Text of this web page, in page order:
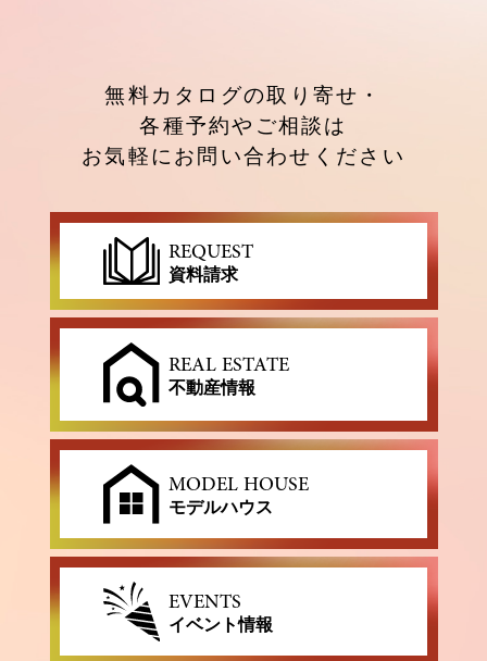
無料カタログの取り寄せ・
各種予約やご相談は
お気軽にお問い合わせください
REQUEST
資料請求
REAL ESTATE
不動産情報
MODEL HOUSE
モデルハウス
EVENTS
イベント情報